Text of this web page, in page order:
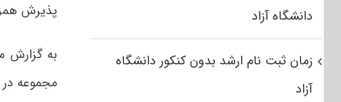
پذیرش همزمان با
مجموعه در
دانشگاه آزاد
زمان ثبت نام ارشد بدون کنکور دانشگاه
آزاد